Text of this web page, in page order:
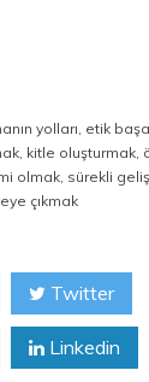
yolları, etik
, kitle oluşturmak,
olmak, sürekli
çıkmak
Twitter
Linkedin